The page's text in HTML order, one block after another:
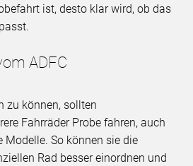
ist, desto klar wird, ob das
ADFC
zu können, sollten
Fahrräder Probe fahren, auch
Modelle. So können sie die
Rad besser einordnen und